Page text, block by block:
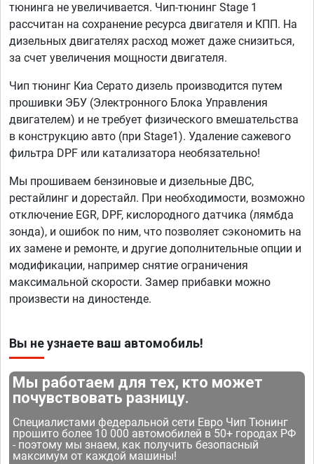
тюнинга не увеличивается. Чип-тюнинг Stage 1
рассчитан на сохранение ресурса двигателя и КПП. На
дизельных двигателях расход может даже снизиться,
за счет увеличения мощности двигателя.
Чип тюнинг Киа Серато дизель производится путем
прошивки ЭБУ (Электронного Блока Управления
двигателем) и не требует физического вмешательства
в конструкцию авто (при Stage1). Удаление сажевого
фильтра DPF или катализатора необязательно!
Мы прошиваем бензиновые и дизельные ДВС,
рестайлинг и дорестайл. При необходимости, возможно
отключение EGR, DPF, кислородного датчика (лямбда
зонда), и ошибок по ним, что позволяет сэкономить на
их замене и ремонте, и другие дополнительные опции и
модификации, например снятие ограничения
максимальной скорости. Замер прибавки можно
произвести на диностенде.
Вы не узнаете ваш автомобиль!
Мы работаем для тех, кто может
почувствовать разницу.
Специалистами федеральной сети Евро Чип Тюнинг
прошито более 10 000 автомобилей в 50+ городах РФ
- поэтому мы знаем, как получить безопасный
максимум от каждой машины!